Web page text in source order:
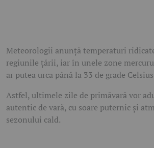
Meteorologii anunță temperaturi
regiunile țării, iar în unele zone
ar putea urca până la 33 de grade
Astfel, ultimele zile de primăvară vor
autentic de vară, cu soare puternic și
sezonului cald.